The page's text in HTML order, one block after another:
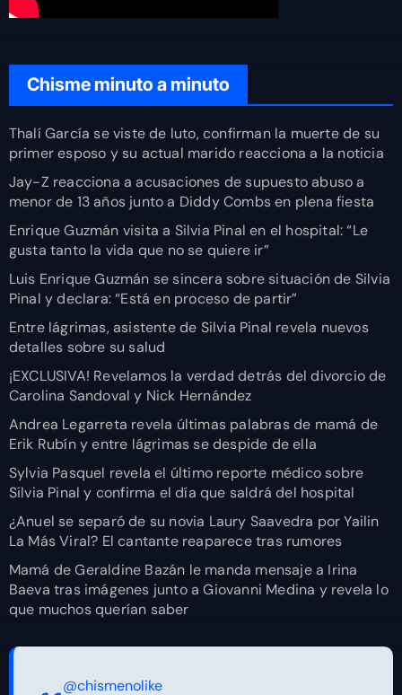
Chisme minuto a minuto
Thalí García se viste de luto, confirman la muerte de su
primer esposo y su actual marido reacciona a la noticia
Jay-Z reacciona a acusaciones de supuesto abuso a
menor de 13 años junto a Diddy Combs en plena fiesta
Enrique Guzmán visita a Silvia Pinal en el hospital: “Le
gusta tanto la vida que no se quiere ir”
Luis Enrique Guzmán se sincera sobre situación de Silvia
Pinal y declara: “Está en proceso de partir”
Entre lágrimas, asistente de Silvia Pinal revela nuevos
detalles sobre su salud
¡EXCLUSIVA! Revelamos la verdad detrás del divorcio de
Carolina Sandoval y Nick Hernández
Andrea Legarreta revela últimas palabras de mamá de
Erik Rubín y entre lágrimas se despide de ella
Sylvia Pasquel revela el último reporte médico sobre
Silvia Pinal y confirma el día que saldrá del hospital
¿Anuel se separó de su novia Laury Saavedra por Yailin
La Más Viral? El cantante reaparece tras rumores
Mamá de Geraldine Bazán le manda mensaje a Irina
Baeva tras imágenes junto a Giovanni Medina y revela lo
que muchos querían saber
@chismenolike